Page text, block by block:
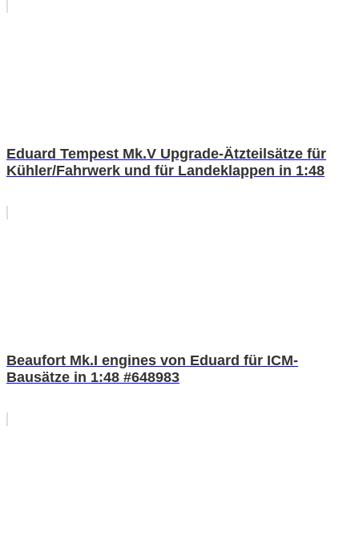
Eduard Tempest Mk.V Upgrade-Ätzteilsätze für
Kühler/Fahrwerk und für Landeklappen in 1:48
Beaufort Mk.I engines von Eduard für ICM-
Bausätze in 1:48 #648983